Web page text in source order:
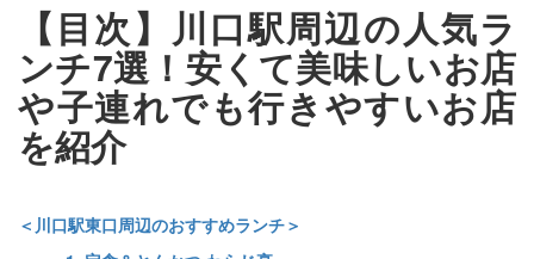
【目次】川口駅周辺の人気ラ
ンチ7選！安くて美味しいお店
や子連れでも行きやすいお店
を紹介
＜川口駅東口周辺のおすすめランチ＞